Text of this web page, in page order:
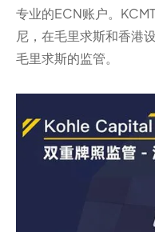
专业的ECN账户。
尼，在毛里求斯和香港
毛里求斯的监管。